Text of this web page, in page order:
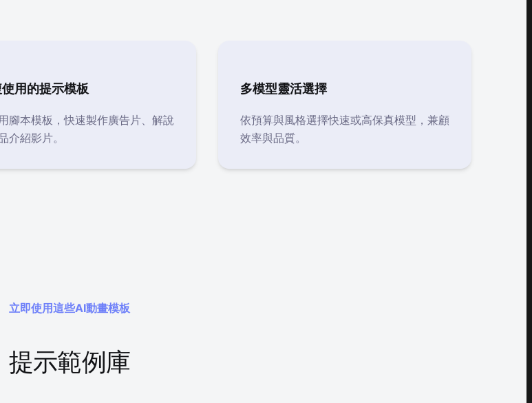
用的提示模板
腳本模板，快速製作廣告片、解說
介紹影片。
多模型靈活選擇
依預算與風格選擇快速或高保真模型，兼顧
效率與品質。
立即使用這些AI動畫模板
提示範例庫